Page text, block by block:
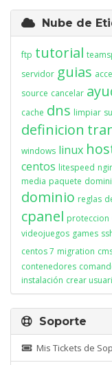
Nube de
ftp tutorial
servidor guias
source cancelar
cache dns limpiar
definicion
windows linux
centos litespeed
media paquete
dominio reglas
cpanel proteccion
videojuegos games
centos 7 migration
contenedores
instalación crear
Soporte
Mis Tickets de